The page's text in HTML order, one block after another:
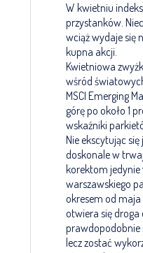
W kwietniu
przystanków.
wciąż wydaje się
kupna akcji.
Kwietniowa
wśród
MSCI Emerging
górę po około 1
wskaźniki
Nie ekscytując
doskonale w
korektom jedynie
warszawskiego
okresem od maja
otwiera się droga
prawdopodobnie
lecz zostać